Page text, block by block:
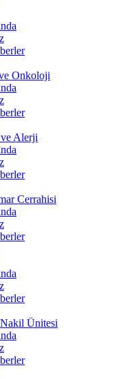
Onkoloji
Alerji
Cerrahisi
Ünitesi